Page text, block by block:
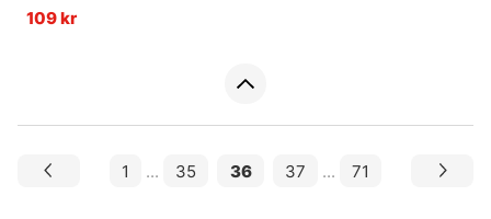
109 kr
1 ... 35 36 37 ... 71